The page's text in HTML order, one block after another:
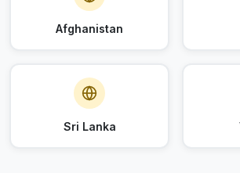
Afghanistan
Sri Lanka